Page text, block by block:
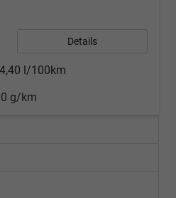
Details
4,40 l/100km
g/km